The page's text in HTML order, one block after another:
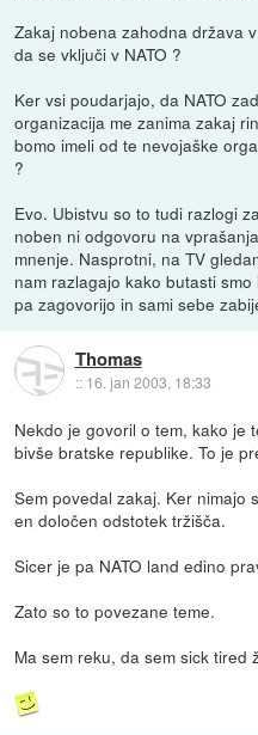
Zakaj nobena zahodna država
da se vključi v NATO ?
Ker vsi poudarjajo, da NATO
organizacija me zanima zakaj
bomo imeli od te nevojaške
?
Evo. Ubistvu so to tudi razlogi
noben ni odgovoru na
mnenje. Nasprotni, na TV
nam razlagajo kako butasti
pa zagovorijo in sami sebe
Thomas
:: 16. jan 2003, 18:33
Nekdo je govoril o tem, kako je
bivše bratske republike. To je
Sem povedal zakaj. Ker nimajo
en določen odstotek tržišča.
Sicer je pa NATO land edino
Zato so to povezane teme.
Ma sem reku, da sem sick